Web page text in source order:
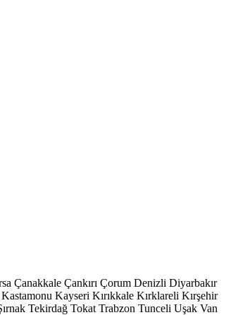
Çanakkale Çankırı Çorum Denizli Diyarbakır
Kastamonu Kayseri Kırıkkale Kırklareli Kırşehir
Tekirdağ Tokat Trabzon Tunceli Uşak Van